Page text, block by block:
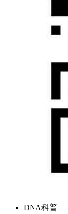
DNA科普